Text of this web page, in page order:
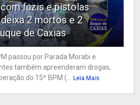
fuzis e pistolas
2 mortos e 2
de Caxias
passou por Parada Morabi e
também apreenderam drogas,
do 15º BPM (...
Leia Mais